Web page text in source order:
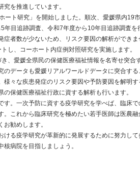
を推進しています。
ート研究」を開始しました。順次、愛媛県内19
目追跡調査、令和7年度から10年目追跡調査を
者数が少ないため、リスク要因の解析ができま
し、コーホート内症例対照研究を実施します。
、愛媛全県民の保健医療福祉情報を名寄せ突合
データも愛媛リアルワールドデータに突合する
々な疾患発症のリスク要因や予防要因を解明
保健医療福祉行政に資する解析も行います。
す。一次予防に資する疫学研究を学べば、臨床
。これから臨床研究を極めたい若手医師は医農
勧めします。
ける疫学研究が革新的に発展するために努力し
病院を目指しましょう。